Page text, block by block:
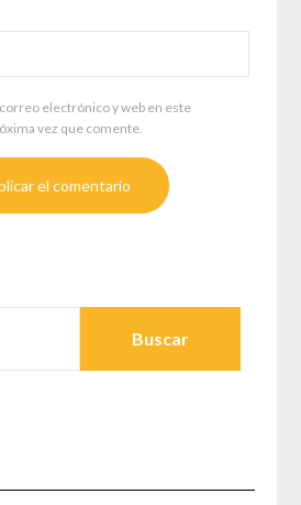
electrónico y web en este
vez que comente.